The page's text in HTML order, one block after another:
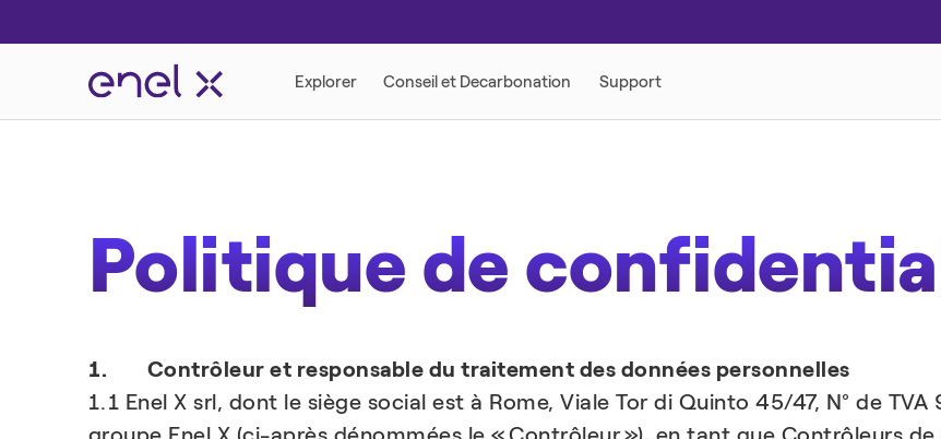
Politique de
1. Contrôleur et responsable du traitement des données personnelles
1.1 Enel X srl, dont le siège social est à Rome, Viale Tor di Quinto 45/47, N° de